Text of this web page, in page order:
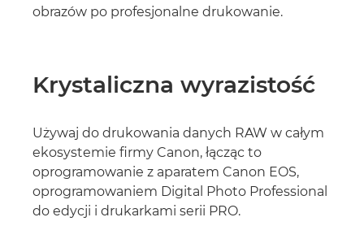
obrazów po profesjonalne drukowanie.
Krystaliczna wyrazistość
Używaj do drukowania danych RAW w całym
ekosystemie firmy Canon, łącząc to
oprogramowanie z aparatem Canon EOS,
oprogramowaniem Digital Photo Professional
do edycji i drukarkami serii PRO.